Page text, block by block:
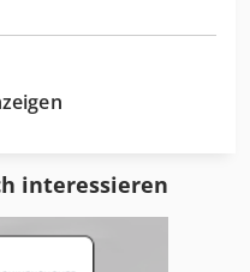
interessieren